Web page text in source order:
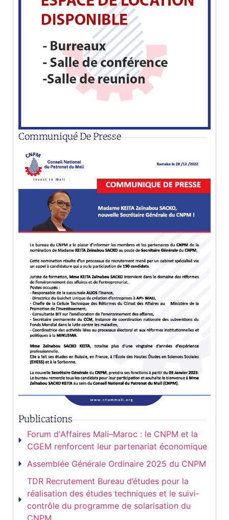
Communiqué De Presse
Publications
Forum d'Affaires Mali–Maroc : le CNPM et la
CGEM renforcent leur partenariat économique
Assemblée Générale Ordinaire 2025 du CNPM
TDR Recrutement Bureau d’études pour la
réalisation des études techniques et le suivi-
contrôle du programme de solarisation du
CNPM